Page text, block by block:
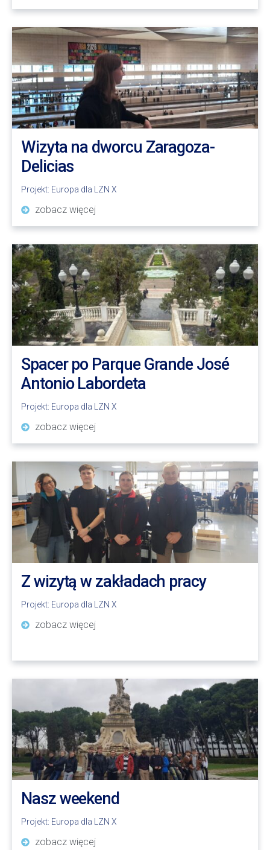
Wizyta na dworcu Zaragoza-
Delicias
Projekt: Europa dla LZN X
zobacz więcej
Spacer po Parque Grande José
Antonio Labordeta
Projekt: Europa dla LZN X
zobacz więcej
Z wizytą w zakładach pracy
Projekt: Europa dla LZN X
zobacz więcej
Nasz weekend
Projekt: Europa dla LZN X
zobacz więcej